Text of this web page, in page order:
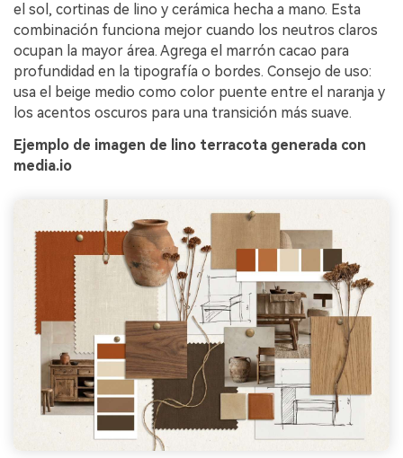
el sol, cortinas de lino y cerámica hecha a mano. Esta
combinación funciona mejor cuando los neutros claros
ocupan la mayor área. Agrega el marrón cacao para
profundidad en la tipografía o bordes. Consejo de uso:
usa el beige medio como color puente entre el naranja y
los acentos oscuros para una transición más suave.
Ejemplo de imagen de lino terracota generada con
media.io